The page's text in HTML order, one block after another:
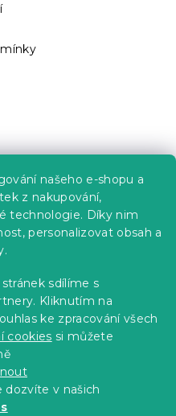
našeho e-shopu a
z nakupování,
technologie. Díky nim
personalizovat obsah a
sdílíme s
Kliknutím na
ke zpracování všech
cookies si můžete
dozvíte v našich
10 %